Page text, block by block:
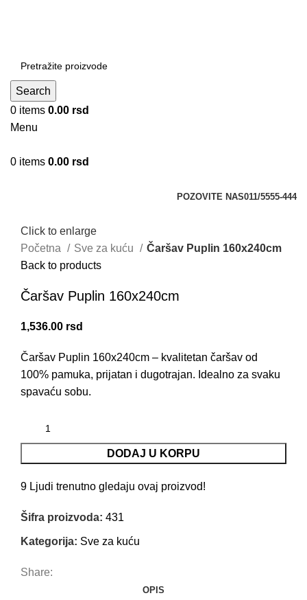
Search
0 items 0.00 rsd
Menu
0 items 0.00 rsd
POZOVITE NAS011/5555-444
Click to enlarge
Početna
Sve za kuću
Čaršav Puplin 160x240cm
Back to products
Čaršav Puplin 160x240cm
1,536.00 rsd
Čaršav Puplin 160x240cm – kvalitetan čaršav od
100% pamuka, prijatan i dugotrajan. Idealno za svaku
spavaću sobu.
DODAJ U KORPU
9 Ljudi trenutno gledaju ovaj proizvod!
Šifra proizvoda: 431
Kategorija: Sve za kuću
Share:
OPIS